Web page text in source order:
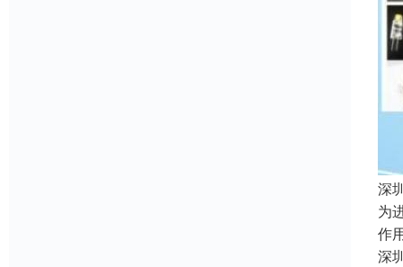
深
为
作
深